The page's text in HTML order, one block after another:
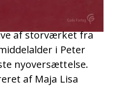
af storværket fra
i Peter
nyoversættelse.
af Maja Lisa